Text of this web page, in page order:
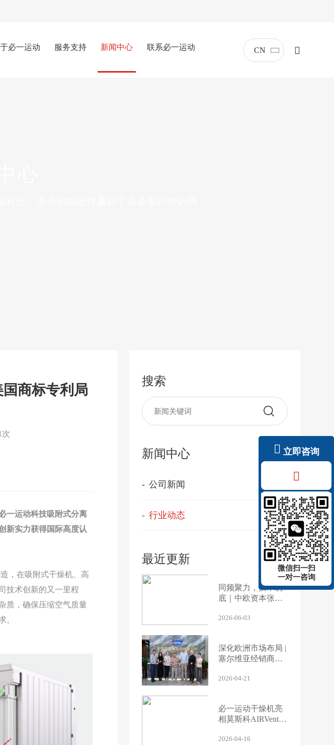
必一运动 服务支持 新闻中心 联系必一运动 CN
商标专利局
次
一运动科技吸附式分离
新实力获得国际高度认
，在吸附式干燥机、高
技术创新的又一里程
质，确保压缩空气质量
。
搜索
新闻中心
公司新闻
行业动态
最近更新
同频聚力，技术筑
底｜中欧资本张俊
动科技参观交流
2026-06-03
深化欧洲市场布局 |
塞尔维亚经销商代
科技总部
2026-04-21
必一运动干燥机亮
相莫斯科AIRVent
气解决方案引国际
2026-04-16
立即咨询
微信扫一扫
一对一咨询